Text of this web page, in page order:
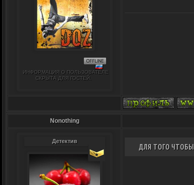
ИНФОРМАЦИЯ О ПОЛЬЗОВАТЕЛЕ
СКРЫТА ДЛЯ ГОСТЕЙ.
Nonothing
Детектив
ДЛЯ ТОГО ЧТОБЫ